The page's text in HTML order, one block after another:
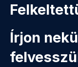
Írjon